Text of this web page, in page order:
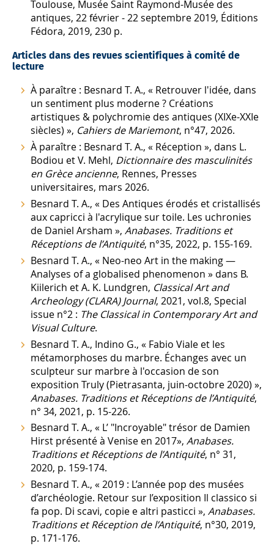
Toulouse, Musée Saint Raymond-Musée des
antiques, 22 février - 22 septembre 2019, Éditions
Fédora, 2019, 230 p.
Articles dans des revues scientifiques à comité de
lecture
À paraître : Besnard T. A., « Retrouver l'idée, dans
un sentiment plus moderne ? Créations
artistiques & polychromie des antiques (XIXe-XXIe
siècles) », Cahiers de Mariemont, n°47, 2026.
À paraître : Besnard T. A., « Réception », dans L.
Bodiou et V. Mehl, Dictionnaire des masculinités
en Grèce ancienne, Rennes, Presses
universitaires, mars 2026.
Besnard T. A., « Des Antiques érodés et cristallisés
aux capricci à l'acrylique sur toile. Les uchronies
de Daniel Arsham », Anabases. Traditions et
Réceptions de l’Antiquité, n°35, 2022, p. 155-169.
Besnard T. A., « Neo-neo Art in the making —
Analyses of a globalised phenomenon » dans B.
Kiilerich et A. K. Lundgren, Classical Art and
Archeology (CLARA) Journal, 2021, vol.8, Special
issue n°2 : The Classical in Contemporary Art and
Visual Culture.
Besnard T. A., Indino G., « Fabio Viale et les
métamorphoses du marbre. Échanges avec un
sculpteur sur marbre à l'occasion de son
exposition Truly (Pietrasanta, juin-octobre 2020) »,
Anabases. Traditions et Réceptions de l’Antiquité,
n° 34, 2021, p. 15-226.
Besnard T. A., « L’ "Incroyable" trésor de Damien
Hirst présenté à Venise en 2017», Anabases.
Traditions et Réceptions de l’Antiquité, n° 31,
2020, p. 159-174.
Besnard T. A., « 2019 : L’année pop des musées
d’archéologie. Retour sur l’exposition Il classico si
fa pop. Di scavi, copie e altri pasticci », Anabases.
Traditions et Réception de l’Antiquité, n°30, 2019,
p. 171-176.